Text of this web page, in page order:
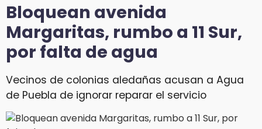
Bloquean avenida
Margaritas, rumbo a 11 Sur,
por falta de agua
Vecinos de colonias aledañas acusan a Agua
de Puebla de ignorar reparar el servicio